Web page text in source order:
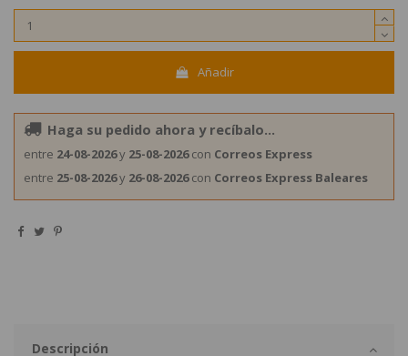
Añadir
Haga su pedido ahora y recíbalo...
entre 24-08-2026y 25-08-2026con Correos Express
entre 25-08-2026y 26-08-2026con Correos Express Baleares
Descripción